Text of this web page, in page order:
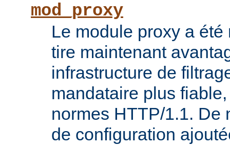
mod_proxy
Le module proxy a été
tire maintenant
infrastructure de
mandataire plus
normes HTTP/1.1. De
de configuration